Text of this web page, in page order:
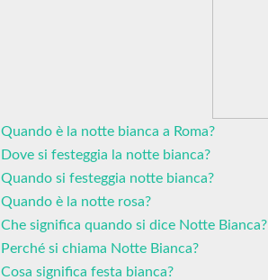
Quando è la notte bianca a Roma?
Dove si festeggia la notte bianca?
Quando si festeggia notte bianca?
Quando è la notte rosa?
Che significa quando si dice Notte Bianca?
Perché si chiama Notte Bianca?
Cosa significa festa bianca?